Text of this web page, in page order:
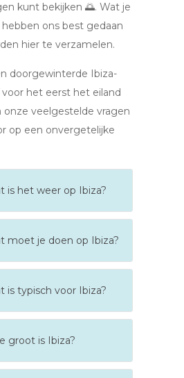
kunt bekijken 🌅. Wat je
hebben ons best gedaan
hier te verzamelen.
doorgewinterde Ibiza-
het eerst het eiland
onze veelgestelde vragen
op een onvergetelijke
is het weer op Ibiza?
moet je doen op Ibiza?
is typisch voor Ibiza?
groot is Ibiza?